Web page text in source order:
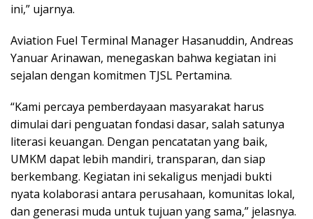
ini,” ujarnya.
Aviation Fuel Terminal Manager Hasanuddin, Andreas
Yanuar Arinawan, menegaskan bahwa kegiatan ini
sejalan dengan komitmen TJSL Pertamina.
“Kami percaya pemberdayaan masyarakat harus
dimulai dari penguatan fondasi dasar, salah satunya
literasi keuangan. Dengan pencatatan yang baik,
UMKM dapat lebih mandiri, transparan, dan siap
berkembang. Kegiatan ini sekaligus menjadi bukti
nyata kolaborasi antara perusahaan, komunitas lokal,
dan generasi muda untuk tujuan yang sama,” jelasnya.